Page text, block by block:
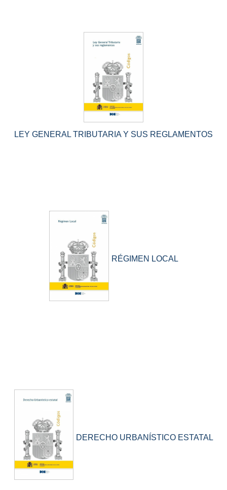
LEY GENERAL TRIBUTARIA Y SUS REGLAMENTOS
RÉGIMEN LOCAL
DERECHO URBANÍSTICO ESTATAL